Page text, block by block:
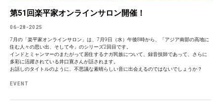
第51回楽平家オンラインサロン開催！
06-28-2025
7月の「楽平家オンラインサロン」は、7月9日（水）午後8時から、「アジア南部の高地に
住む人々の思い出、そして今」のシリーズ2回目です。
インドとミャンマーのまたがって居住するナガ民族について、録音技師であって、さらに
多彩に活躍されている井口寛さんが話されます。
お話しのタイトルのように、不思議な素晴らしい音に出会えるのではないでしょうか？
EVENT